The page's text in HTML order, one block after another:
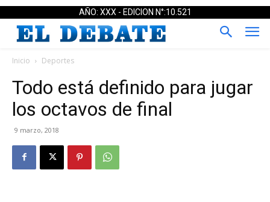
AÑO: XXX - EDICION N°:10.521
Inicio Deportes
Todo está definido para jugar
los octavos de final
9 marzo, 2018